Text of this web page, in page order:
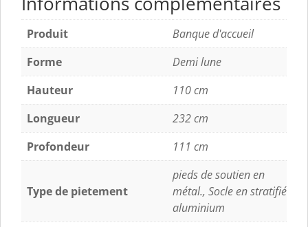
Produit
Banque d'accueil
Forme
Demi lune
Hauteur
110 cm
Longueur
232 cm
Profondeur
111 cm
Type de pietement
pieds de soutien en
métal., Socle en stratifié
aluminium